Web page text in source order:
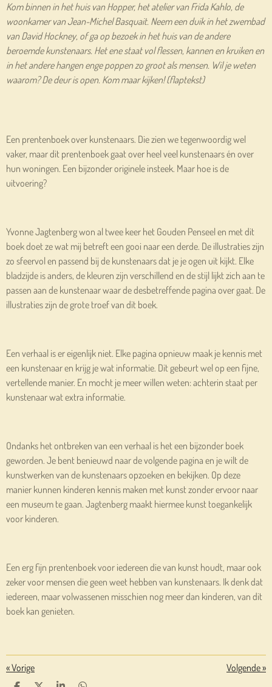
Kom binnen in het huis van Hopper, het atelier van Frida Kahlo, de
woonkamer van Jean-Michel Basquait. Neem een duik in het zwembad
van David Hockney, of ga op bezoek in het huis van de andere
beroemde kunstenaars. Het ene staat vol flessen, kannen en kruiken en
in het andere hangen enge poppen zo groot als mensen. Wil je weten
waarom? De deur is open. Kom maar kijken! (flaptekst)
Een prentenboek over kunstenaars. Die zien we tegenwoordig wel
vaker, maar dit prentenboek gaat over heel veel kunstenaars én over
hun woningen. Een bijzonder originele insteek. Maar hoe is de
uitvoering?
Yvonne Jagtenberg won al twee keer het Gouden Penseel en met dit
boek doet ze wat mij betreft een gooi naar een derde. De illustraties zijn
zo sfeervol en passend bij de kunstenaars dat je je ogen uit kijkt. Elke
bladzijde is anders, de kleuren zijn verschillend en de stijl lijkt zich aan te
passen aan de kunstenaar waar de desbetreffende pagina over gaat. De
illustraties zijn de grote troef van dit boek.
Een verhaal is er eigenlijk niet. Elke pagina opnieuw maak je kennis met
een kunstenaar en krijg je wat informatie. Dit gebeurt wel op een fijne,
vertellende manier. En mocht je meer willen weten: achterin staat per
kunstenaar wat extra informatie.
Ondanks het ontbreken van een verhaal is het een bijzonder boek
geworden. Je bent benieuwd naar de volgende pagina en je wilt de
kunstwerken van de kunstenaars opzoeken en bekijken. Op deze
manier kunnen kinderen kennis maken met kunst zonder ervoor naar
een museum te gaan. Jagtenberg maakt hiermee kunst toegankelijk
voor kinderen.
Een erg fijn prentenboek voor iedereen die van kunst houdt, maar ook
zeker voor mensen die geen weet hebben van kunstenaars. Ik denk dat
iedereen, maar volwassenen misschien nog meer dan kinderen, van dit
boek kan genieten.
«Vorige Volgende»